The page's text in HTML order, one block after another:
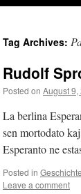
content
Tag Archives:
Rudolf
Posted on August 9,
La berlina
sen mortodato
Esperanto ne
Posted in Geschichte
Leave a comment